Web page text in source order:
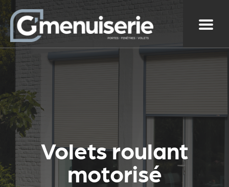
contenu
principal
Volets roulant
motorisé